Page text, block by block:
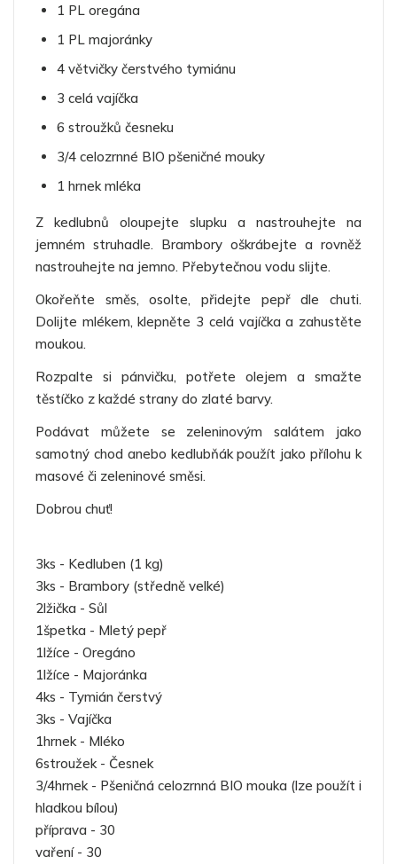
1 PL oregána
1 PL majoránky
4 větvičky čerstvého tymiánu
3 celá vajíčka
6 stroužků česneku
3/4 celozrnné BIO pšeničné mouky
1 hrnek mléka
Z kedlubnů oloupejte slupku a nastrouhejte na
jemném struhadle. Brambory oškrábejte a rovněž
nastrouhejte na jemno. Přebytečnou vodu slijte.
Okořeňte směs, osolte, přidejte pepř dle chuti.
Dolijte mlékem, klepněte 3 celá vajíčka a zahustěte
moukou.
Rozpalte si pánvičku, potřete olejem a smažte
těstíčko z každé strany do zlaté barvy.
Podávat můžete se zeleninovým salátem jako
samotný chod anebo kedlubňák použít jako přílohu k
masové či zeleninové směsi.
Dobrou chuť!
3ks - Kedluben (1 kg)
3ks - Brambory (středně velké)
2lžička - Sůl
1špetka - Mletý pepř
1lžíce - Oregáno
1lžíce - Majoránka
4ks - Tymián čerstvý
3ks - Vajíčka
1hrnek - Mléko
6stroužek - Česnek
3/4hrnek - Pšeničná celozrnná BIO mouka (lze použít i
hladkou bílou)
příprava - 30
vaření - 30